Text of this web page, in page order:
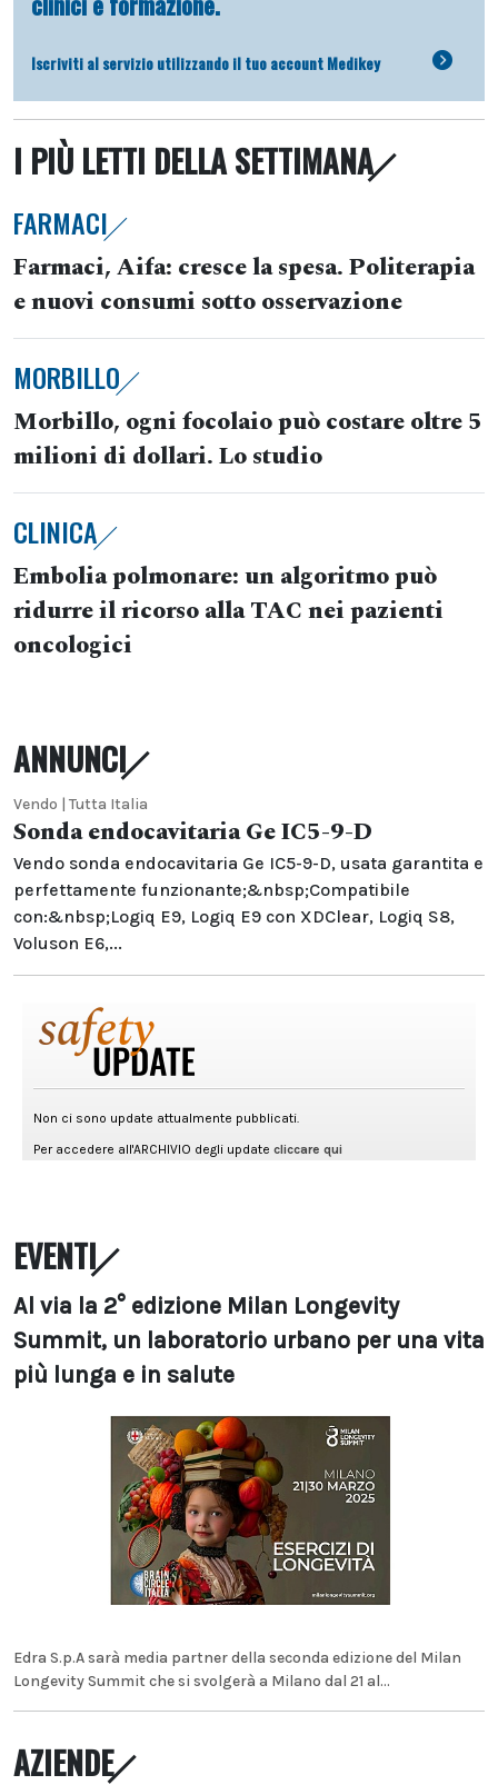
Iscriviti al servizio utilizzando il tuo account Medikey
I PIÙ LETTI DELLA SETTIMANA
FARMACI
Farmaci, Aifa: cresce la spesa. Politerapia
e nuovi consumi sotto osservazione
MORBILLO
Morbillo, ogni focolaio può costare oltre 5
milioni di dollari. Lo studio
CLINICA
Embolia polmonare: un algoritmo può
ridurre il ricorso alla TAC nei pazienti
oncologici
ANNUNCI
Vendo | Tutta Italia
Sonda endocavitaria Ge IC5-9-D
Vendo sonda endocavitaria Ge IC5-9-D, usata garantita e
perfettamente funzionante;&nbsp;Compatibile
con:&nbsp;Logiq E9, Logiq E9 con XDClear, Logiq S8,
Voluson E6,...
EVENTI
Al via la 2° edizione Milan Longevity
Summit, un laboratorio urbano per una vita
più lunga e in salute
Edra S.p.A sarà media partner della seconda edizione del Milan
Longevity Summit che si svolgerà a Milano dal 21 al...
AZIENDE